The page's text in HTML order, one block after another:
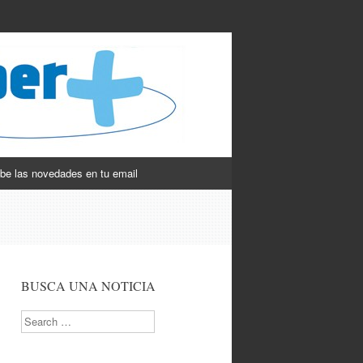
las novedades en tu email
BUSCA UNA NOTICIA
Search